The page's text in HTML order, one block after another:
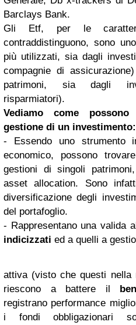
Barclays Bank.
Gli Etf, per le
contraddistinguono, sono
più utilizzati, sia dagli
compagnie di
patrimoni, sia dagli
risparmiatori).
Vediamo come
gestione di un investimento:
- Essendo uno strumento
economico, possono
gestioni di singoli
asset allocation. Sono
diversificazione degli
del portafoglio.
- Rappresentano una valida
indicizzati ed a quelli a
attiva (visto che questi nella
riescono a battere il
registrano performance
i fondi obbligazionari